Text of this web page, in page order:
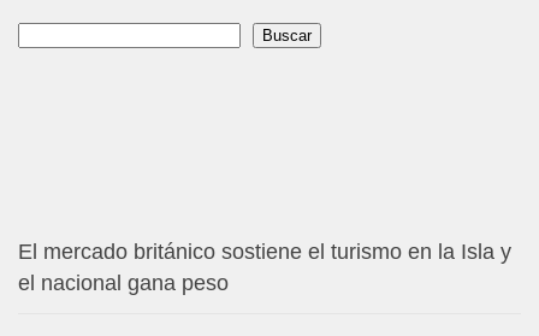
Buscar
El mercado británico sostiene el turismo en la Isla y
el nacional gana peso